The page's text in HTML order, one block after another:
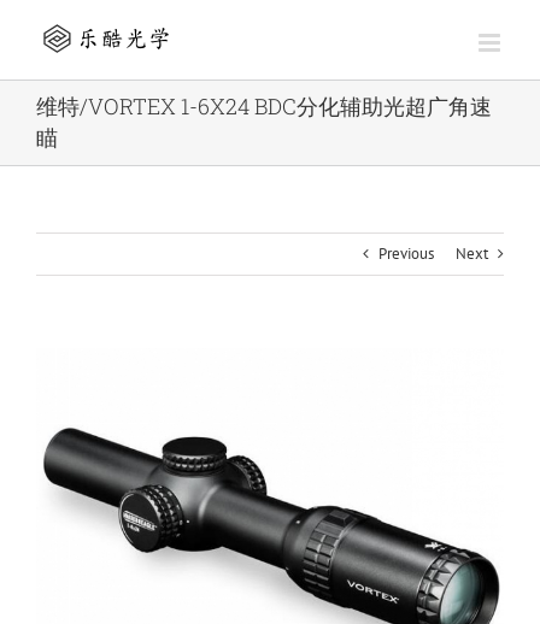
维特/VORTEX 1-6X24 BDC分化辅助光超广角速
瞄
Previous Next